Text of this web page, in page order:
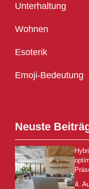
Unterhaltung
Wohnen
Esoterik
Emoji-Bedeutung
Neuste
4.